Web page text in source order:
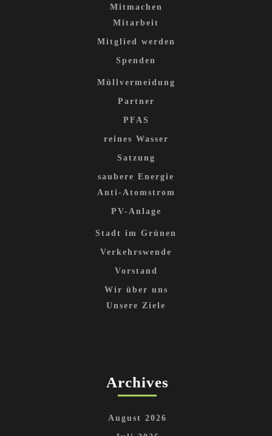
Mitmachen
Mitarbeit
Mitglied werden
Spenden
Müllvermeidung
Partner
PFAS
reines Wasser
Satzung
saubere Energie
Anti-Atomstrom
PV-Anlage
Stadt im Grünen
Verkehrswende
Vorstand
Wir über uns
Unsere Ziele
Archives
August 2026